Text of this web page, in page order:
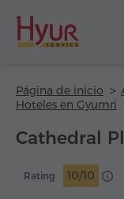
Página de inicio
Hoteles en Gyumri
Cathedral
Rating 10/10